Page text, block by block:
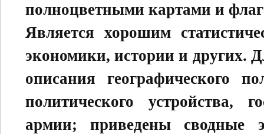
полноцветными картами и
Является хорошим
экономики, истории и других.
описания географического
политического устройства,
армии; приведены сводные